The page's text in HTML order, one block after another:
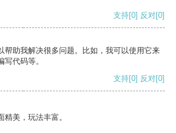
支持[0] 反对[0]
帮助我解决很多问题。比如，我可以使用它来
代码等。
支持[0] 反对[0]
美，玩法丰富。